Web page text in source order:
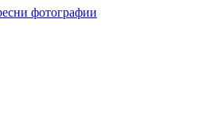
фотографии